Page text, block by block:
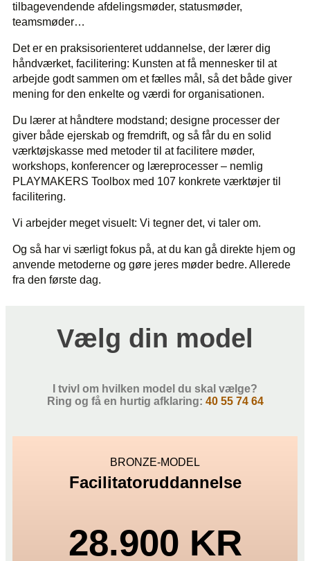
tilbagevendende afdelingsmøder, statusmøder,
teamsmøder…
Det er en praksisorienteret uddannelse, der lærer dig
håndværket, facilitering: Kunsten at få mennesker til at
arbejde godt sammen om et fælles mål, så det både giver
mening for den enkelte og værdi for organisationen.
Du lærer at håndtere modstand; designe processer der
giver både ejerskab og fremdrift, og så får du en solid
værktøjskasse med metoder til at facilitere møder,
workshops, konferencer og læreprocesser – nemlig
PLAYMAKERS Toolbox med 107 konkrete værktøjer til
facilitering.
Vi arbejder meget visuelt: Vi tegner det, vi taler om.
Og så har vi særligt fokus på, at du kan gå direkte hjem og
anvende metoderne og gøre jeres møder bedre. Allerede
fra den første dag.
Vælg din model
I tvivl om hvilken model du skal vælge?
Ring og få en hurtig afklaring: 40 55 74 64
BRONZE-MODEL
Facilitatoruddannelse
28.900 KR